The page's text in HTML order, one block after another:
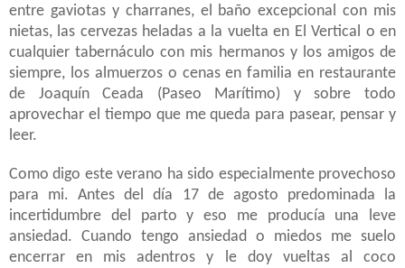
entre gaviotas y charranes, el baño excepcional con mis
nietas, las cervezas heladas a la vuelta en El Vertical o en
cualquier tabernáculo con mis hermanos y los amigos de
siempre, los almuerzos o cenas en familia en restaurante
de Joaquín Ceada (Paseo Marítimo) y sobre todo
aprovechar el tiempo que me queda para pasear, pensar y
leer.
Como digo este verano ha sido especialmente provechoso
para mi. Antes del día 17 de agosto predominada la
incertidumbre del parto y eso me producía una leve
ansiedad. Cuando tengo ansiedad o miedos me suelo
encerrar en mis adentros y le doy vueltas al coco